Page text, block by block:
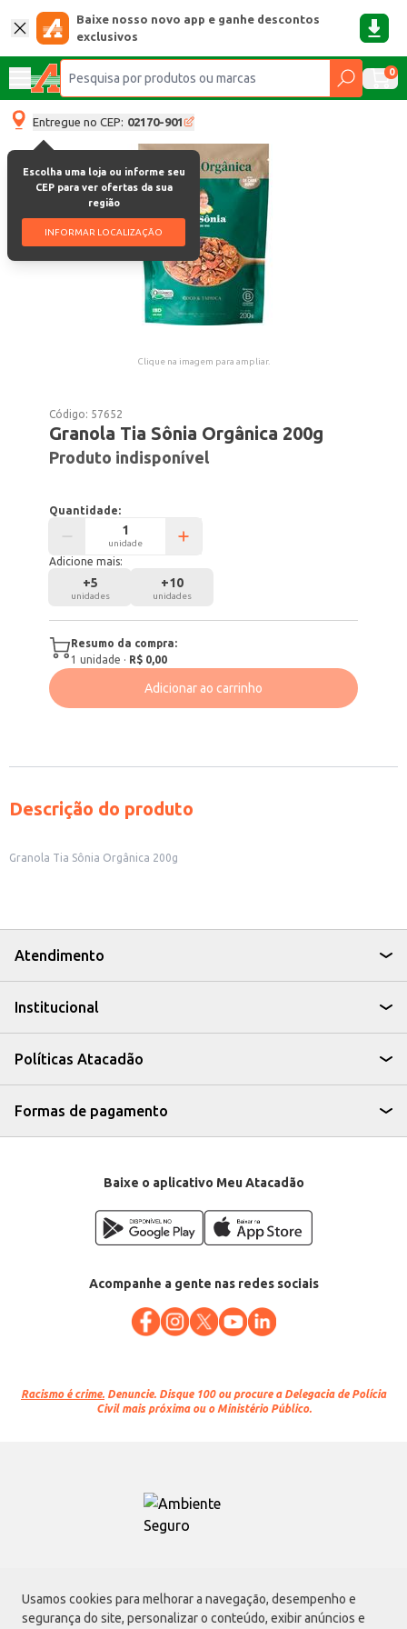
Usamos cookies para melhorar a navegação, desempenho e
segurança do site, personalizar o conteúdo, exibir anúncios e
Baixe nosso novo app e ganhe descontos
exclusivos
0
Entregue no CEP: 02170-901
Escolha uma loja ou informe seu
CEP para ver ofertas da sua
região
INFORMAR LOCALIZAÇÃO
Clique na imagem para ampliar.
Código: 57652
Granola Tia Sônia Orgânica 200g
Produto indisponível
Quantidade:
unidade
Adicione mais:
+5
unidades
+10
unidades
Resumo da compra:
1 unidade · R$ 0,00
Adicionar ao carrinho
Descrição do produto
Granola Tia Sônia Orgânica 200g
Atendimento
Institucional
Políticas Atacadão
Formas de pagamento
Baixe o aplicativo Meu Atacadão
Acompanhe a gente nas redes sociais
Racismo é crime. Denuncie. Disque 100 ou procure a Delegacia de Polícia
Civil mais próxima ou o Ministério Público.
Atacadão S.A.
Avenida Morvan Dias de Figueiredo, 6169, Vila Maria, São Paulo - SP | CEP
02170-901 | CNPJ: 75.315.333/0001-09